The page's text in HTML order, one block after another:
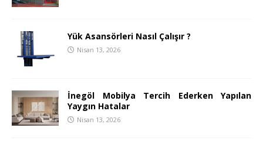
Yük Asansörleri Nasıl Çalışır ?
Nisan 13, 2026
İnegöl Mobilya Tercih Ederken Yapılan
Yaygın Hatalar
Nisan 13, 2026